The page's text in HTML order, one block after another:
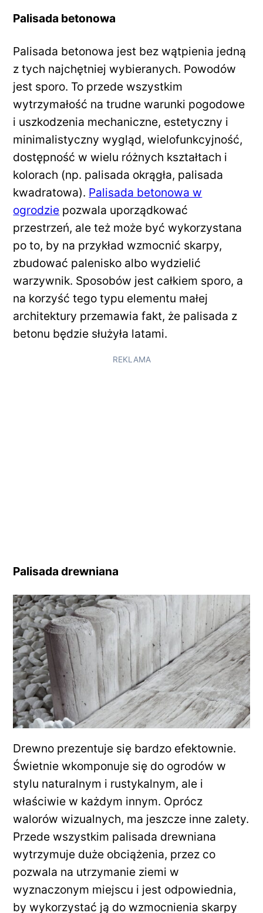
Palisada betonowa
Palisada betonowa jest bez wątpienia jedną
z tych najchętniej wybieranych. Powodów
jest sporo. To przede wszystkim
wytrzymałość na trudne warunki pogodowe
i uszkodzenia mechaniczne, estetyczny i
minimalistyczny wygląd, wielofunkcyjność,
dostępność w wielu różnych kształtach i
kolorach (np. palisada okrągła, palisada
kwadratowa). Palisada betonowa w
ogrodzie pozwala uporządkować
przestrzeń, ale też może być wykorzystana
po to, by na przykład wzmocnić skarpy,
zbudować palenisko albo wydzielić
warzywnik. Sposobów jest całkiem sporo, a
na korzyść tego typu elementu małej
architektury przemawia fakt, że palisada z
betonu będzie służyła latami.
REKLAMA
Palisada drewniana
Drewno prezentuje się bardzo efektownie.
Świetnie wkomponuje się do ogrodów w
stylu naturalnym i rustykalnym, ale i
właściwie w każdym innym. Oprócz
walorów wizualnych, ma jeszcze inne zalety.
Przede wszystkim palisada drewniana
wytrzymuje duże obciążenia, przez co
pozwala na utrzymanie ziemi w
wyznaczonym miejscu i jest odpowiednia,
by wykorzystać ją do wzmocnienia skarpy